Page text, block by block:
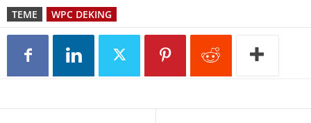
TEME WPC DEKING